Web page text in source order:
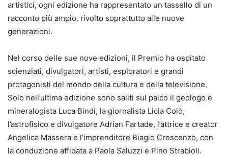
artistici, ogni edizione ha rappresentato un tassello di un
racconto più ampio, rivolto soprattutto alle nuove
generazioni.
Nel corso delle sue nove edizioni, il Premio ha ospitato
scienziati, divulgatori, artisti, esploratori e grandi
protagonisti del mondo della cultura e della televisione.
Solo nell’ultima edizione sono saliti sul palco il geologo e
mineralogista Luca Bindi, la giornalista Licia Colò,
l’astrofisico e divulgatore Adrian Fartade, l’attrice e creator
Angelica Massera e l’imprenditore Biagio Crescenzo, con
la conduzione affidata a Paola Saluzzi e Pino Strabioli.